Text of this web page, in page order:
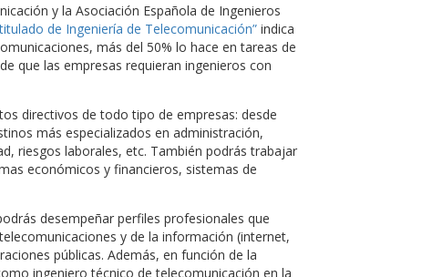
y la Asociación Española de Ingenieros
de Ingeniería de Telecomunicación”indica
más del 50% lo hace en tareas de
que las empresas requieran ingenieros con
directivos de todo tipo de empresas: desde
más especializados en administración,
riesgos laborales, etc. También podrás trabajar
económicos y financieros, sistemas de
desempeñar perfiles profesionales que
y de la información (internet,
públicas. Además, en función de la
ingeniero técnico de telecomunicación en la